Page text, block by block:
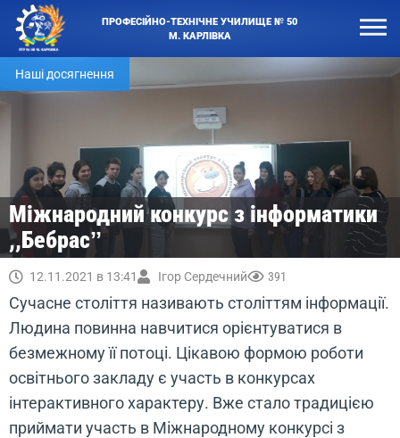
ПРОФЕСІЙНО-ТЕХНІЧНЕ УЧИЛИЩЕ № 50
М. КАРЛІВКА
Наші досягнення
Міжнародний конкурс з інформатики
,,Бебрасˮ
12.11.2021 в 13:41 Ігор Сердечний 391
Сучасне століття називають століттям інформації.
Людина повинна навчитися орієнтуватися в
безмежному її потоці. Цікавою формою роботи
освітнього закладу є участь в конкурсах
інтерактивного характеру. Вже стало традицією
приймати участь в Міжнародному конкурсі з